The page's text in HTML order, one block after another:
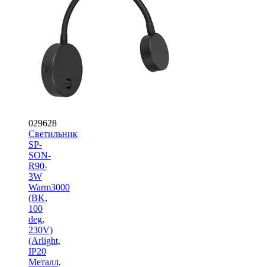
029628
Светильник
SP-
SON-
R90-
3W
Warm3000
(BK,
100
deg,
230V)
(Arlight,
IP20
Металл,